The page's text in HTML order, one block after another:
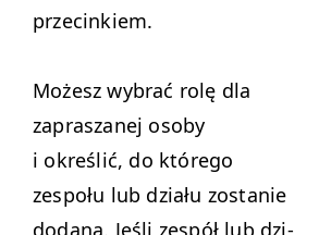
przecinkiem.
Możesz wybrać rolę dla
zapraszanej oso­by
i określić, do którego
zespołu lub dzi­ału zostanie
dodana. Jeśli zespół lub dzi­